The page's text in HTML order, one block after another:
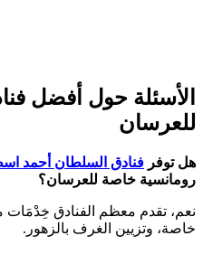
الأسئلة حول أفضل
للعرسان
هل توفر فنادق السلطان أحمد
رومانسية خاصة للعرسان؟
نعم، تقدم معظم الفنادق
خاصة، وتزيين الغرف بالزهور.